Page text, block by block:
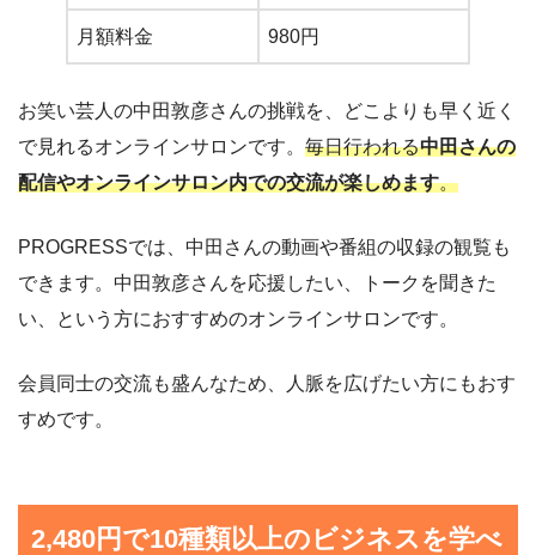
月額料金 980円
お笑い芸人の中田敦彦さんの挑戦を、どこよりも早く近く
で見れるオンラインサロンです。 毎日行われる中田さんの
配信やオンラインサロン内での交流が楽しめます。
PROGRESSでは、中田さんの動画や番組の収録の観覧も
できます。中田敦彦さんを応援したい、トークを聞きた
い、という方におすすめのオンラインサロンです。
会員同士の交流も盛んなため、人脈を広げたい方にもおす
すめです。
2,480円で10種類以上のビジネスを学べ